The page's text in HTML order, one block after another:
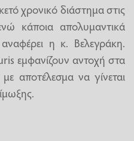
χρονικό διάστημα στις
κάποια απολυμαντικά
η κ. Βελεγράκη.
εμφανίζουν αντοχή στα
αποτέλεσμα να γίνεται